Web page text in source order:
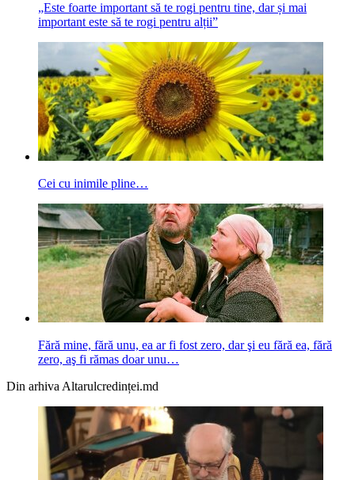
„Este foarte important să te rogi pentru tine, dar și mai
important este să te rogi pentru alții”
Cei cu inimile pline…
Fără mine, fără unu, ea ar fi fost zero, dar şi eu fără ea, fără
zero, aş fi rămas doar unu…
Din arhiva Altarulcredinței.md